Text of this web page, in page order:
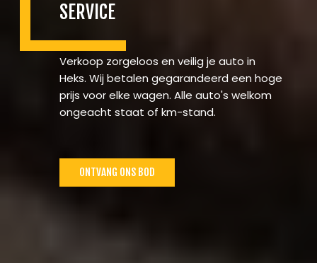
SERVICE
Verkoop zorgeloos en veilig je auto in
Heks. Wij betalen gegarandeerd een hoge
prijs voor elke wagen. Alle auto's welkom
ongeacht staat of km-stand.
ONTVANG ONS BOD